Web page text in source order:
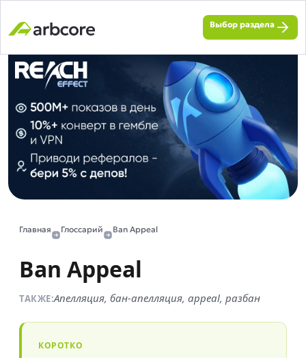
Выбор раздела
Главная Глоссарий Ban Appeal
Ban Appeal
ТАКЖЕ:Апелляция, бан-апелляция, appeal, разбан
КОРОТКО